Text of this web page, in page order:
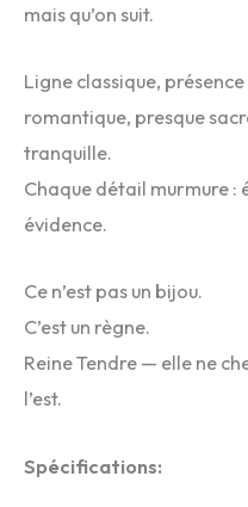
mais qu’on suit.
Ligne classique,
romantique, presque
tranquille.
Chaque détail murmure :
évidence.
Ce n’est pas un bijou.
C’est un règne.
Reine Tendre — elle ne
l’est.
Spécifications: